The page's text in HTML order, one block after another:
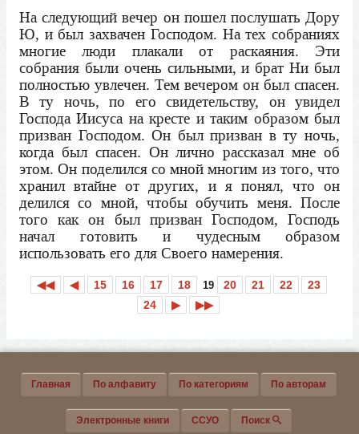
На следующий вечер он пошел послушать Дору
Ю, и был захвачен Господом. На тех собраниях
многие люди плакали от раскаяния. Эти
собрания были очень сильными, и брат Ни был
полностью увлечен. Тем вечером он был спасен.
В ту ночь, по его свидетельству, он увидел
Господа Иисуса на кресте и таким образом был
призван Господом. Он был призван в ту ночь,
когда был спасен. Он лично рассказал мне об
этом. Он поделился со мной многим из того, что
хранил втайне от других, и я понял, что он
делился со мной, чтобы обучить меня. После
того как он был призван Господом, Господь
начал готовить и чудесным образом
использовать его для Своего намерения.
◀◀ ◀ 15 16 17 18 19 20 21 22
23
24
▶ ▶▶
Главная По алфавиту По категориям По авторам
Электронные книги ССУО Поиск